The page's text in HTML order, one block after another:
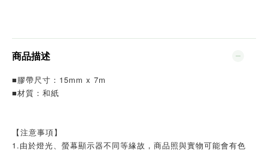
商品描述
■膠帶尺寸：15mm x 7m
■材質：和紙
【注意事項】
1.由於燈光、螢幕顯示器不同等緣故，商品照與實物可能會有色